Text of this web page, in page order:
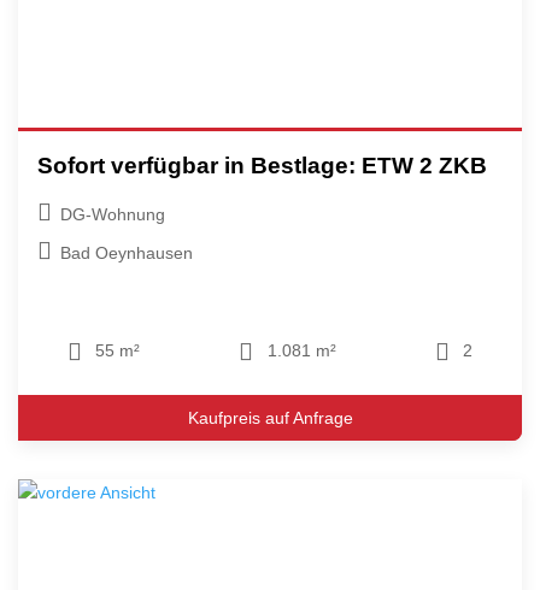
Sofort verfügbar in Bestlage: ETW 2 ZKB
DG-Wohnung
Bad Oeynhausen
55 m² 1.081 m² 2
Kaufpreis auf Anfrage